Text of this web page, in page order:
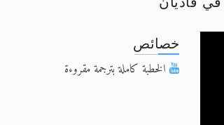
المزيدخصائص
الخطبة كاملة بترجمة مقروءة